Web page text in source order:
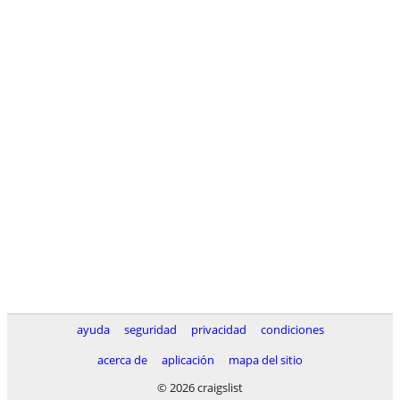
ayuda seguridad privacidad
condiciones
acerca de
aplicación
mapa del sitio
© 2026 craigslist